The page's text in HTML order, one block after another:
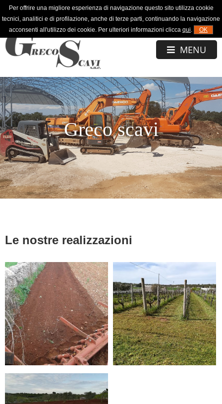
Per offrire una migliore esperienza di navigazione questo sito utilizza cookie
tecnici, analitici e di profilazione, anche di terze parti, continuando la navigazione
acconsenti all'utilizzo dei cookie. Per ulteriori informazioni clicca qui. OK
334 7339903
MENU
Greco scavi
Le nostre realizzazioni